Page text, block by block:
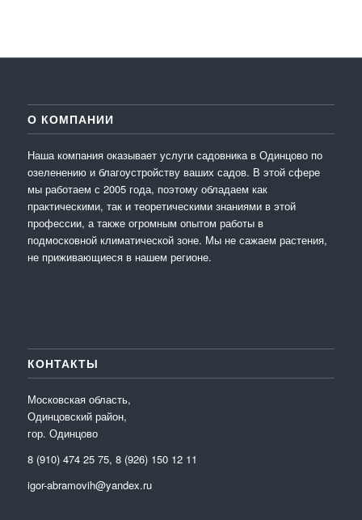
О КОМПАНИИ
Наша компания оказывает услуги садовника в Одинцово по
озеленению и благоустройству ваших садов. В этой сфере
мы работаем с 2005 года, поэтому обладаем как
практическими, так и теоретическими знаниями в этой
профессии, а также огромным опытом работы в
подмосковной климатической зоне. Мы не сажаем растения,
не приживающиеся в нашем регионе.
КОНТАКТЫ
Московская область,
Одинцовский район,
гор. Одинцово
8 (910) 474 25 75, 8 (926) 150 12 11
igor-abramovih@yandex.ru